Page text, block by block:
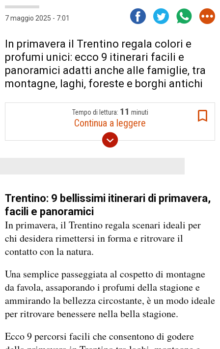
7 maggio 2025 - 7:01
In primavera il Trentino regala colori e
profumi unici: ecco 9 itinerari facili e
panoramici adatti anche alle famiglie, tra
montagne, laghi, foreste e borghi antichi
Tempo di lettura: 11 minuti
Continua a leggere
Trentino: 9 bellissimi itinerari di primavera,
facili e panoramici
In primavera, il Trentino regala scenari ideali per
chi desidera rimettersi in forma e ritrovare il
contatto con la natura.
Una semplice passeggiata al cospetto di montagne
da favola, assaporando i profumi della stagione e
ammirando la bellezza circostante, è un modo ideale
per ritrovare benessere nella bella stagione.
Ecco 9 percorsi facili che consentono di godere